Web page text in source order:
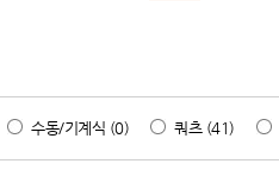
수동/기계식 (0) 쿼츠 (41)